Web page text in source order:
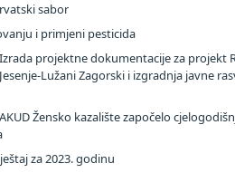
sabor
i primjeni pesticida
projektne dokumentacije za projekt
Lužani Zagorski i izgradnja javne
Žensko kazalište započelo
za 2023. godinu